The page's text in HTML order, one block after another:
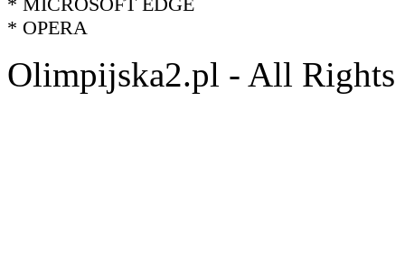
* OPERA
Olimpijska2.pl - All Rights